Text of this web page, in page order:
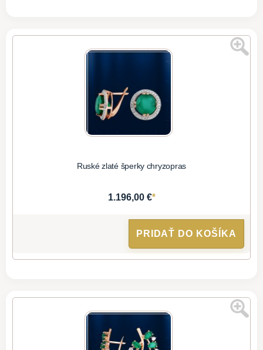
Ruské zlaté šperky chryzopras
1.196,00 €*
PRIDAŤ DO KOŠÍKA